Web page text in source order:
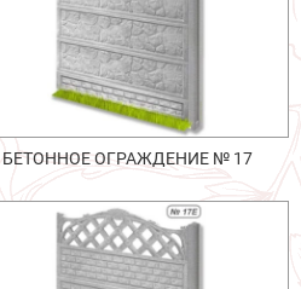
БЕТОННОЕ ОГРАЖДЕНИЕ № 17